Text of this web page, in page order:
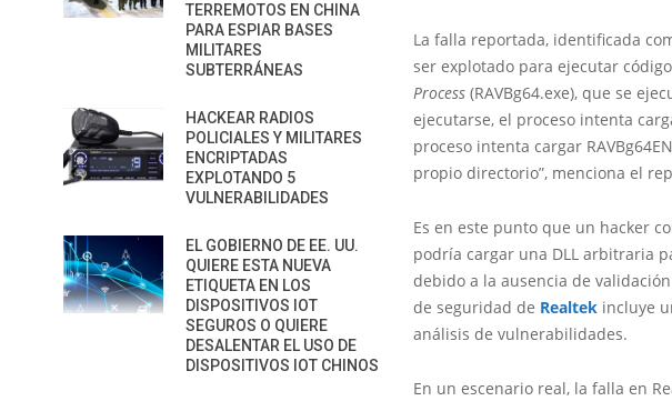
La falla reportada, identificada
ser explotado para ejecutar
Process (RAVBg64.exe), que se
ejecutarse, el proceso intenta
proceso intenta cargar
propio directorio”, menciona el
Es en este punto que un hacker
podría cargar una DLL arbitraria
debido a la ausencia de
de seguridad de Realtek incluye
análisis de vulnerabilidades.
En un escenario real, la falla en
TERREMOTOS EN CHINA
PARA ESPIAR BASES
MILITARES
SUBTERRÁNEAS
HACKEAR RADIOS
POLICIALES Y MILITARES
ENCRIPTADAS
EXPLOTANDO 5
VULNERABILIDADES
EL GOBIERNO DE EE. UU.
QUIERE ESTA NUEVA
ETIQUETA EN LOS
DISPOSITIVOS IOT
SEGUROS O QUIERE
DESALENTAR EL USO DE
DISPOSITIVOS IOT CHINOS